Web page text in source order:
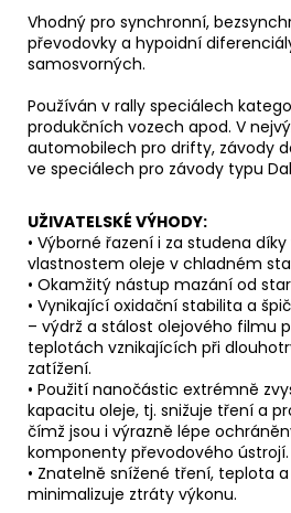
Vhodný pro synchronní,
převodovky a hypoidní
samosvorných.
Používán v rally speciálech
produkčních vozech apod. V
automobilech pro drifty, závody
ve speciálech pro závody typu
UŽIVATELSKÉ VÝHODY:
• Výborné řazení i za studena
vlastnostem oleje v chladném
• Okamžitý nástup mazání od
• Vynikající oxidační stabilita a
– výdrž a stálost olejového filmu
teplotách vznikajících při
zatížení.
• Použití nanočástic extrémně
kapacitu oleje, tj. snižuje tření a
čímž jsou i výrazně lépe
komponenty převodového ústrojí.
• Znatelně snížené tření, teplota
minimalizuje ztráty výkonu.